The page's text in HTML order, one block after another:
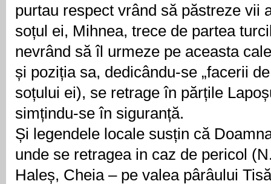
purtau respect vrând să păstreze vii
soțul ei, Mihnea, trece de partea
nevrând să îl urmeze pe aceasta
și poziția sa, dedicându-se „facerii
soțului ei), se retrage în părțile
simțindu-se în siguranță.
Și legendele locale susțin că
unde se retragea in caz de pericol
Haleș, Cheia – pe valea pârâului